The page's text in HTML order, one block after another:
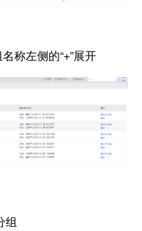
称左侧的“+”展开
组